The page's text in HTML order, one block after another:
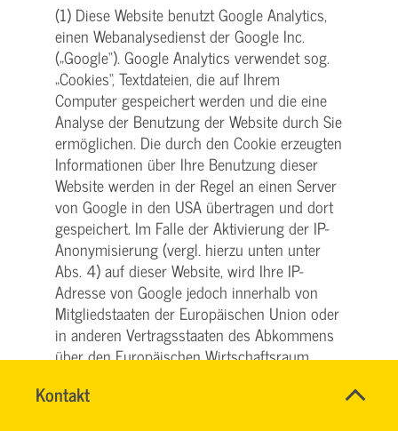
Kontakt
HASSNAE
Name*
(1) Diese Website benutzt Google Analytics,
einen Webanalysedienst der Google Inc.
(„Google“). Google Analytics verwendet sog.
„Cookies“, Textdateien, die auf Ihrem
Computer gespeichert werden und die eine
Analyse der Benutzung der Website durch Sie
ermöglichen. Die durch den Cookie erzeugten
Informationen über Ihre Benutzung dieser
Website werden in der Regel an einen Server
von Google in den USA übertragen und dort
gespeichert. Im Falle der Aktivierung der IP-
Anonymisierung (vergl. hierzu unten unter
Abs. 4) auf dieser Website, wird Ihre IP-
Adresse von Google jedoch innerhalb von
Mitgliedstaaten der Europäischen Union oder
in anderen Vertragsstaaten des Abkommens
über den Europäischen Wirtschaftsraum
die volle IP-Adresse an einen Server von